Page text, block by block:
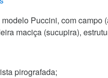
Puccini, com
maciça (sucupira),
pirografada;